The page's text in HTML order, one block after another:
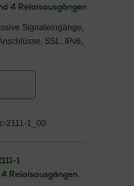
4 Relaisausgängen
Signaleingänge,
SSL, IPv6,
1
Relaisausgängen